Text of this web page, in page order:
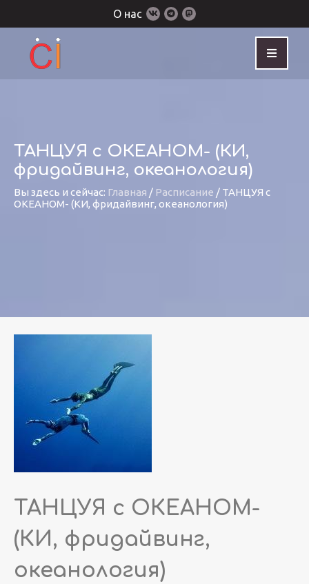
О нас
ТАНЦУЯ с ОКЕАНОМ- (КИ,
фридайвинг, океанология)
Вы здесь и сейчас: Главная / Расписание / ТАНЦУЯ с
ОКЕАНОМ- (КИ, фридайвинг, океанология)
ТАНЦУЯ с ОКЕАНОМ-
(КИ, фридайвинг,
океанология)